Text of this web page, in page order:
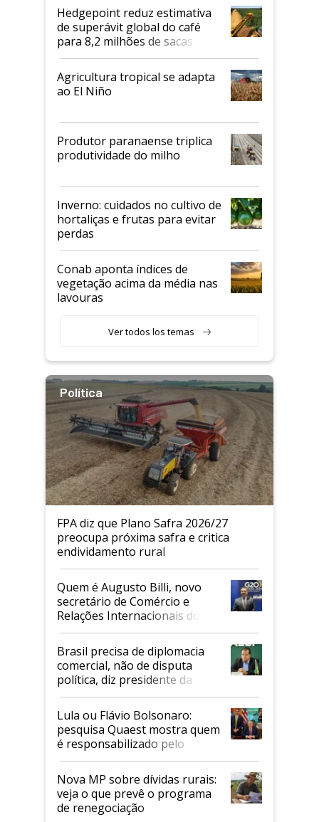
Hedgepoint reduz estimativa
de superávit global do café
para 8,2 milhões de sacas
Agricultura tropical se adapta
ao El Niño
Produtor paranaense triplica
produtividade do milho
Inverno: cuidados no cultivo de
hortaliças e frutas para evitar
perdas
Conab aponta índices de
vegetação acima da média nas
lavouras
Ver todos los temas
Política
FPA diz que Plano Safra 2026/27
preocupa próxima safra e critica
endividamento rural
Quem é Augusto Billi, novo
secretário de Comércio e
Relações Internacionais do
Mapa
Brasil precisa de diplomacia
comercial, não de disputa
política, diz presidente da
Faesp
Lula ou Flávio Bolsonaro:
pesquisa Quaest mostra quem
é responsabilizado pelo
tarifaço dos EUA
Nova MP sobre dívidas rurais:
veja o que prevê o programa
de renegociação